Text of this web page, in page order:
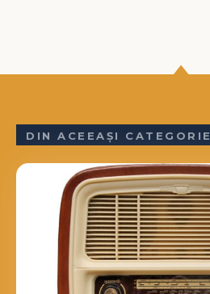
DIN ACEEAȘI CATEGORIE